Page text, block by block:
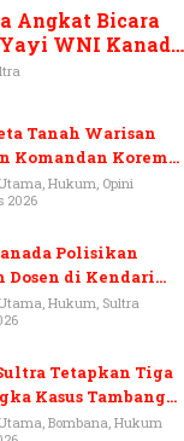
Angkat Bicara
WNI Kanada
Miliar
Tanah Warisan
Komandan Korem
Ketika Warisan
Arena Pemerasan
Hukum, Opini
2026
Polisikan
Dosen di Kendari
Aset Puluhan Miliar
Hukum, Sultra
Tetapkan Tiga
Kasus Tambang
di Bombana
Bombana, Hukum